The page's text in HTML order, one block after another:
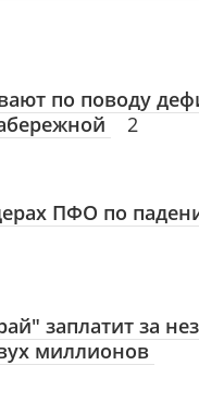
по поводу
2
ПФО по
заплатит за
миллионов